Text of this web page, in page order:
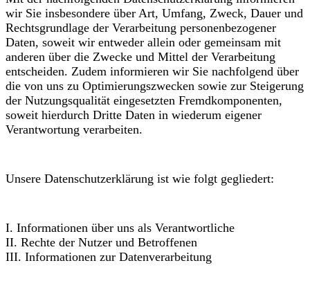
wir Sie insbesondere über Art, Umfang, Zweck, Dauer und
Rechtsgrundlage der Verarbeitung personenbezogener
Daten, soweit wir entweder allein oder gemeinsam mit
anderen über die Zwecke und Mittel der Verarbeitung
entscheiden. Zudem informieren wir Sie nachfolgend über
die von uns zu Optimierungszwecken sowie zur Steigerung
der Nutzungsqualität eingesetzten Fremdkomponenten,
soweit hierdurch Dritte Daten in wiederum eigener
Verantwortung verarbeiten.
Unsere Datenschutzerklärung ist wie folgt gegliedert:
I. Informationen über uns als Verantwortliche
II. Rechte der Nutzer und Betroffenen
III. Informationen zur Datenverarbeitung